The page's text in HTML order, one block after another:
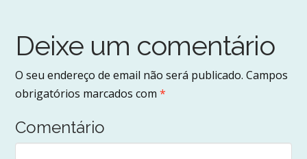
Deixe um comentário
O seu endereço de email não será publicado. Campos
obrigatórios marcados com*
Comentário